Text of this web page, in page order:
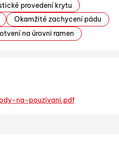
provedení krytu
Okamžité zachycení pádu
na úrovni ramen
na-pouzivani.pdf